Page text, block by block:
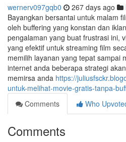
wernerv097gqb0 267 days ago
Bayangkan bersantai untuk malam
oleh buffering yang konstan dan
pengalaman yang buat frustrasi ini,
yang efektif untuk streaming film
memilih layanan yang tepat sampai
internet anda beberapa strategi
memirsa anda https://
untuk-melihat-movie-gratis-tanpa-
Comments
Who
Comments